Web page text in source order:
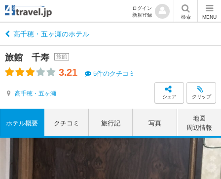
ログイン
新規登録
検索 MENU
高千穂・五ヶ瀬のホテル
旅館 千寿 旅館
3.21 5件のクチコミ
高千穂・五ヶ瀬 シェア クリップ
ホテル概要 クチコミ 旅行記 写真
地図
周辺情報